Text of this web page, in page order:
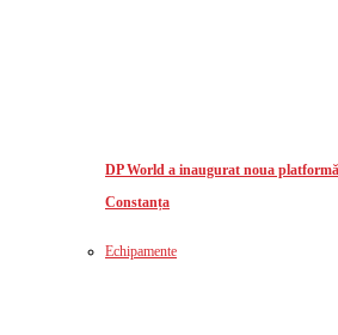
DP World a inaugurat noua
Constanța
Echipamente